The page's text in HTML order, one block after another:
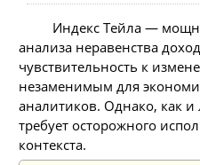
Индекс Тейла —
анализа неравенства
чувствительность к
незаменимым для
аналитиков. Однако, как и
требует осторожного
контекста.